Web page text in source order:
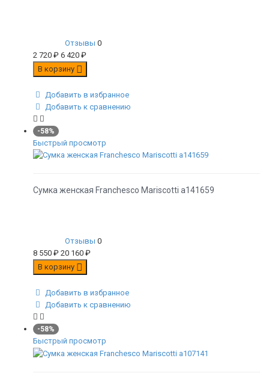
Отзывы 0
2 720 ₽ 6 420 ₽
В корзину
Добавить в избранное
Добавить к сравнению
-58%
Быстрый просмотр
Сумка женская Franchesco Mariscotti а141659
Отзывы 0
8 550 ₽ 20 160 ₽
В корзину
Добавить в избранное
Добавить к сравнению
-58%
Быстрый просмотр